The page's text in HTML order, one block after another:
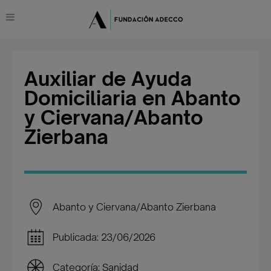
Auxiliar de Ayuda
Domiciliaria en Abanto
y Ciervana/Abanto
Zierbana
Abanto y Ciervana/Abanto Zierbana
Publicada: 23/06/2026
Categoría: Sanidad